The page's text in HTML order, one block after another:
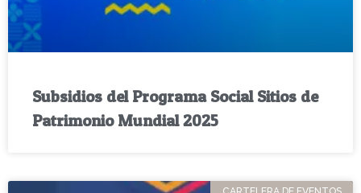
Subsidios del Programa Social Sitios de
Patrimonio Mundial 2025